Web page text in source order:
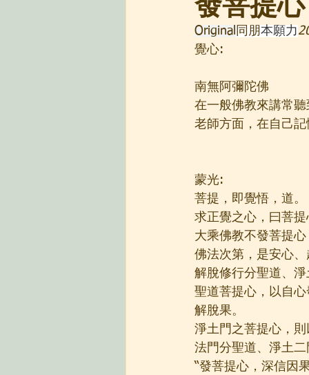
Original 同朋本願力
覺心:
南無阿彌陀佛
在一般佛教來講常
老師方面，在自己
蒙光:
菩提，即覺悟，道。
求正覺之心，曰菩提
大乘佛教不發菩提
佛法次第，是安心
解脫修行分聖道、
聖道菩提心，以自
解脫果。
淨土門之菩提心，
法門分聖道、淨土
“發菩提心，深信因